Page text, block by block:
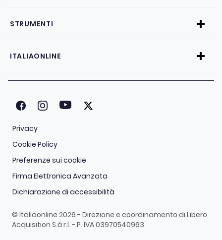
STRUMENTI
ITALIAONLINE
Privacy
Cookie Policy
Preferenze sui cookie
Firma Elettronica Avanzata
Dichiarazione di accessibilità
© Italiaonline 2026 - Direzione e coordinamento di Libero
Acquisition S.á r.l. - P. IVA 03970540963